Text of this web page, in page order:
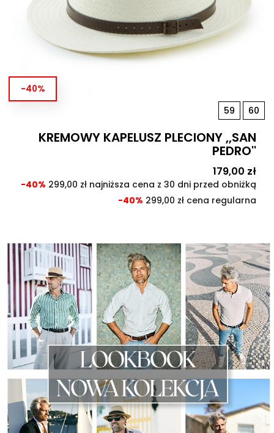
-40%
59 60
KREMOWY KAPELUSZ PLECIONY ,,SAN
PEDRO''
Cena
179,00 zł
-40% 299,00 zł najniższa cena z 30 dni przed obniżką
-40% 299,00 zł cena regularna